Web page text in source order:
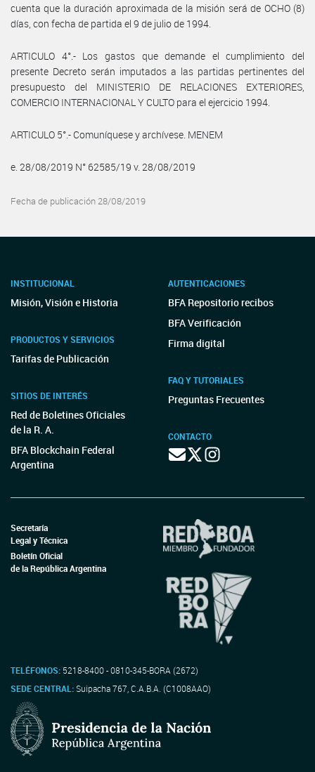
cuenta que la duración aproximada de la misión será de OCHO (8)
días, con fecha de partida el 9 de julio de 1994.
ARTICULO 4°.- Los gastos que demande el cumplimiento del
presente Decreto serán imputados a las partidas pertinentes del
presupuesto del MINISTERIO DE RELACIONES EXTERIORES,
COMERCIO INTERNACIONAL Y CULTO para el ejercicio 1994.
ARTICULO 5°.- Comuníquese y archívese. MENEM
e. 28/08/2019 N° 62585/19 v. 28/08/2019
Fecha de publicación 28/08/2019
INSTITUCIONAL
Misión, Visión e Historia
PRODUCTOS Y SERVICIOS
Tarifas de Publicación
SITIOS DE INTERÉS
Red de Boletines Oficiales
de la R. A.
BFA Blockchain Federal
Argentina
AUTENTICACIONES
BFA Repositorio recibos
BFA Verificación
Firma digital
FAQ Y TUTORIALES
Preguntas Frecuentes
CONTACTO
Secretaría
Legal y Técnica
Boletín Oficial
de la República Argentina
TELÉFONOS: 5218-8400 - 0810-345-BORA (2672)
SEDE CENTRAL:Suipacha 767, C.A.B.A. (C1008AAO)